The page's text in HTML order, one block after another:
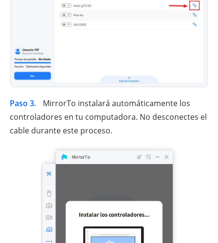
Paso 3.
MirrorTo instalará automáticamente los
controladores en tu computadora. No desconectes el
cable durante este proceso.